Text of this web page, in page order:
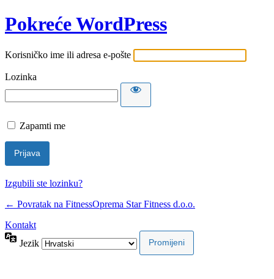
Pokreće WordPress
Korisničko ime ili adresa e-pošte
Lozinka
Zapamti me
Izgubili ste lozinku?
← Povratak na FitnessOprema Star Fitness d.o.o.
Kontakt
Jezik